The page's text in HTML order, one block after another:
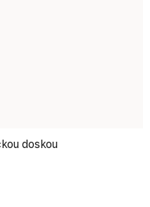
doskou